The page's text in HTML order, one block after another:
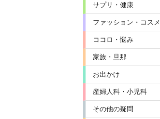
サプリ・健康
ファッション・コスメ
ココロ・悩み
家族・旦那
お出かけ
産婦人科・小児科
その他の疑問